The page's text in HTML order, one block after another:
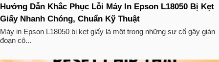
Hướng Dẫn Khắc Phục Lỗi Máy In Epson L18050 Bị Kẹt
Giấy Nhanh Chóng, Chuẩn Kỹ Thuật
Máy in Epson L18050 bị kẹt giấy là một trong những sự cố gây gián
đoạn cô...